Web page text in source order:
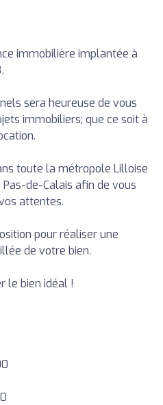
immobilière implantée à
sera heureuse de vous
immobiliers; que ce soit à
toute la métropole Lilloise
de-Calais afin de vous
attentes.
pour réaliser une
de votre bien.
le bien idéal !